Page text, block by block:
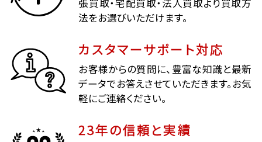
張買取・宅配買取・法人買取より買取方
法をお選びいただけます。
カスタマーサポート対応
お客様からの質問に、豊富な知識と最新
データでお答えさせていただきます。お気
軽にご連絡ください。
23年の信頼と実績